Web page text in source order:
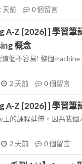
天前 0個留言
A-Z [2026] ] 學習筆
概念
個不容易! 整個
2 天前 0個留言
A-Z [2026] ] 學習筆
的課程延伸，因為我個
2 天前 0個留言